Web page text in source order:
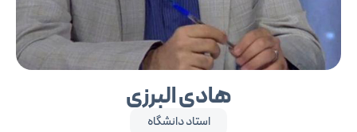
هادی البرزی
استاد دانشگاه